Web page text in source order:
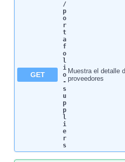
GET
/
p
o
r
t
a
f
o
l
i
o
-
s
u
p
p
l
i
e
r
s
Muestra el detalle
proveedores